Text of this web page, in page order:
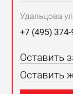
Удальцова
+7 (495) 374-
Оставить
Оставить